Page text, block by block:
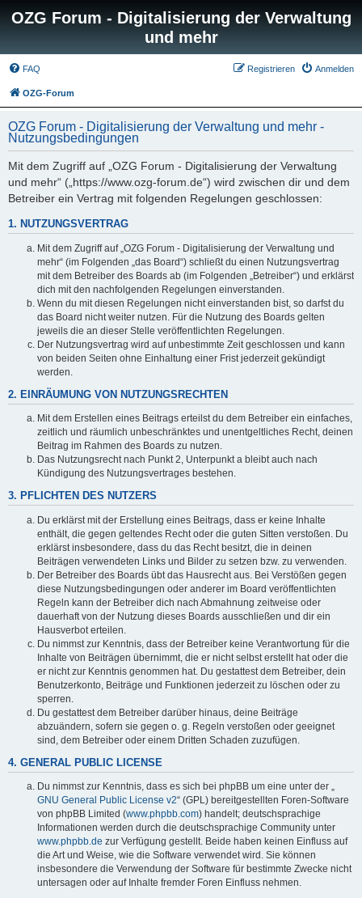
OZG Forum - Digitalisierung der Verwaltung
und mehr
FAQ Anmelden
Registrieren
OZG-Forum
OZG Forum - Digitalisierung der Verwaltung und mehr -
Nutzungsbedingungen
Mit dem Zugriff auf „OZG Forum - Digitalisierung der Verwaltung
und mehr“ („https://www.ozg-forum.de“) wird zwischen dir und dem
Betreiber ein Vertrag mit folgenden Regelungen geschlossen:
1. NUTZUNGSVERTRAG
Mit dem Zugriff auf „OZG Forum - Digitalisierung der Verwaltung und
mehr“ (im Folgenden „das Board“) schließt du einen Nutzungsvertrag
mit dem Betreiber des Boards ab (im Folgenden „Betreiber“) und erklärst
dich mit den nachfolgenden Regelungen einverstanden.
Wenn du mit diesen Regelungen nicht einverstanden bist, so darfst du
das Board nicht weiter nutzen. Für die Nutzung des Boards gelten
jeweils die an dieser Stelle veröffentlichten Regelungen.
Der Nutzungsvertrag wird auf unbestimmte Zeit geschlossen und kann
von beiden Seiten ohne Einhaltung einer Frist jederzeit gekündigt
werden.
2. EINRÄUMUNG VON NUTZUNGSRECHTEN
Mit dem Erstellen eines Beitrags erteilst du dem Betreiber ein einfaches,
zeitlich und räumlich unbeschränktes und unentgeltliches Recht, deinen
Beitrag im Rahmen des Boards zu nutzen.
Das Nutzungsrecht nach Punkt 2, Unterpunkt a bleibt auch nach
Kündigung des Nutzungsvertrages bestehen.
3. PFLICHTEN DES NUTZERS
Du erklärst mit der Erstellung eines Beitrags, dass er keine Inhalte
enthält, die gegen geltendes Recht oder die guten Sitten verstoßen. Du
erklärst insbesondere, dass du das Recht besitzt, die in deinen
Beiträgen verwendeten Links und Bilder zu setzen bzw. zu verwenden.
Der Betreiber des Boards übt das Hausrecht aus. Bei Verstößen gegen
diese Nutzungsbedingungen oder anderer im Board veröffentlichten
Regeln kann der Betreiber dich nach Abmahnung zeitweise oder
dauerhaft von der Nutzung dieses Boards ausschließen und dir ein
Hausverbot erteilen.
Du nimmst zur Kenntnis, dass der Betreiber keine Verantwortung für die
Inhalte von Beiträgen übernimmt, die er nicht selbst erstellt hat oder die
er nicht zur Kenntnis genommen hat. Du gestattest dem Betreiber, dein
Benutzerkonto, Beiträge und Funktionen jederzeit zu löschen oder zu
sperren.
Du gestattest dem Betreiber darüber hinaus, deine Beiträge
abzuändern, sofern sie gegen o. g. Regeln verstoßen oder geeignet
sind, dem Betreiber oder einem Dritten Schaden zuzufügen.
4. GENERAL PUBLIC LICENSE
Du nimmst zur Kenntnis, dass es sich bei phpBB um eine unter der „
GNU General Public License v2“ (GPL) bereitgestellten Foren-Software
von phpBB Limited (www.phpbb.com) handelt; deutschsprachige
Informationen werden durch die deutschsprachige Community unter
www.phpbb.de zur Verfügung gestellt. Beide haben keinen Einfluss auf
die Art und Weise, wie die Software verwendet wird. Sie können
insbesondere die Verwendung der Software für bestimmte Zwecke nicht
untersagen oder auf Inhalte fremder Foren Einfluss nehmen.